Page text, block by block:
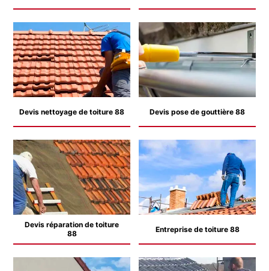
Devis nettoyage de toiture 88 Devis pose de gouttière 88
Devis réparation de toiture
88
Entreprise de toiture 88